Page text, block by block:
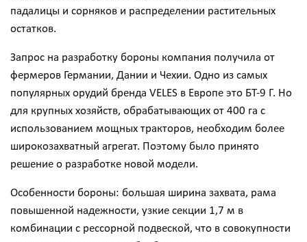
падалицы и сорняков и распределении растительных
остатков.
Запрос на разработку бороны компания получила от
фермеров Германии, Дании и Чехии. Одно из самых
популярных орудий бренда VELES в Европе это БТ-9 Г. Но
для крупных хозяйств, обрабатывающих от 400 га с
использованием мощных тракторов, необходим более
широкозахватный агрегат. Поэтому было принято
решение о разработке новой модели.
Особенности бороны: большая ширина захвата, рама
повышенной надежности, узкие секции 1,7 м в
комбинации с рессорной подвеской, что в совокупности